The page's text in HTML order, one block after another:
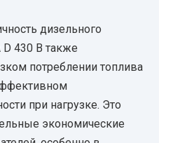
дизельного
D 430 B также
потреблении топлива
при нагрузке. Это
экономические